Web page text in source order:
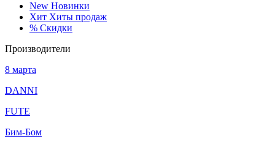
New Новинки
Хит Хиты продаж
% Скидки
Производители
8 марта
DANNI
FUTE
Бим-Бом